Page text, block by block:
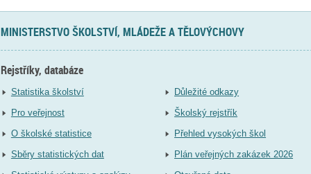
MINISTERSTVO ŠKOLSTVÍ, MLÁDEŽE A TĚLOVÝCHOVY
Rejstříky, databáze
Statistika školství
Pro veřejnost
O školské statistice
Sběry statistických dat
Důležité odkazy
Školský rejstřík
Přehled vysokých škol
Plán veřejných zakázek 2026